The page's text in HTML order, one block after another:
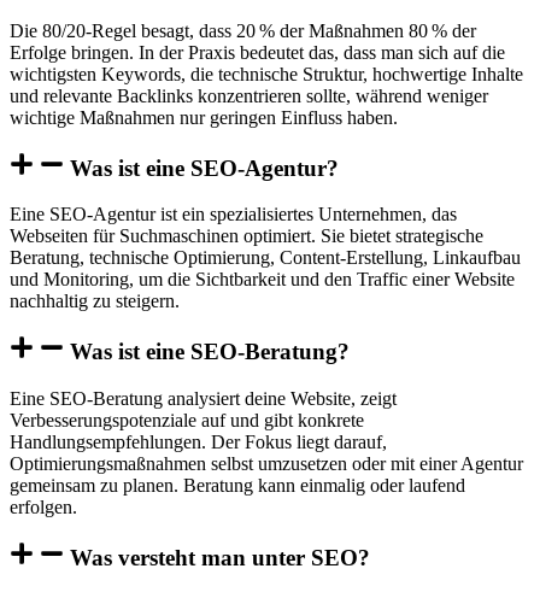
Die 80/20-Regel besagt, dass 20 % der Maßnahmen 80 % der
Erfolge bringen. In der Praxis bedeutet das, dass man sich auf die
wichtigsten Keywords, die technische Struktur, hochwertige Inhalte
und relevante Backlinks konzentrieren sollte, während weniger
wichtige Maßnahmen nur geringen Einfluss haben.
Was ist eine SEO-Agentur?
Eine SEO-Agentur ist ein spezialisiertes Unternehmen, das
Webseiten für Suchmaschinen optimiert. Sie bietet strategische
Beratung, technische Optimierung, Content-Erstellung, Linkaufbau
und Monitoring, um die Sichtbarkeit und den Traffic einer Website
nachhaltig zu steigern.
Was ist eine SEO-Beratung?
Eine SEO-Beratung analysiert deine Website, zeigt
Verbesserungspotenziale auf und gibt konkrete
Handlungsempfehlungen. Der Fokus liegt darauf,
Optimierungsmaßnahmen selbst umzusetzen oder mit einer Agentur
gemeinsam zu planen. Beratung kann einmalig oder laufend
erfolgen.
Was versteht man unter SEO?